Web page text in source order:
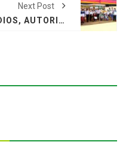
Next Post
MADRE DE DIOS, AUTORIDADES EJECUTAN IMPORTANTES PROYECTOS QUE TIENE COMO META ENTREGAR MÁS DE 6 MIL TÍTULOS DE PROPIEDAD A LOS AGRICULTORES DE REGIÓN AMAZÓNICA